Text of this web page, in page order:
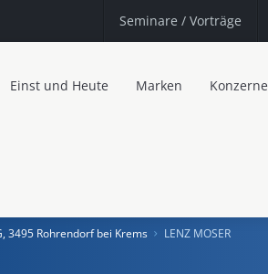
Seminare / Vorträge
Einst und Heute Marken Konzerne
3495 Rohrendorf bei Krems LENZ MOSER